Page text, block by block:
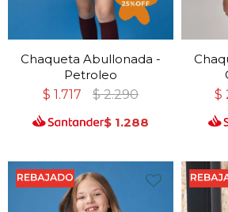
Chaqueta Abullonada -
Petroleo
$ 1.717 $ 2.290
$ 1.288
$